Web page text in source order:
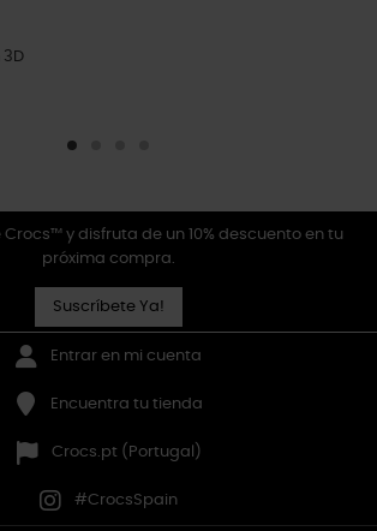
3D
Crocs™ y disfruta de un 10% descuento en tu
próxima compra.
Suscríbete Ya!
Entrar en mi cuenta
Encuentra tu tienda
Crocs.pt (Portugal)
#CrocsSpain